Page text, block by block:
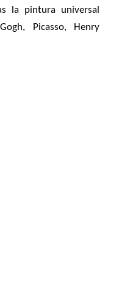
la pintura universal
Picasso, Henry